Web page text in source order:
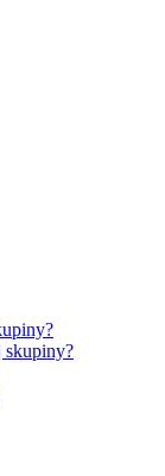
skupiny?